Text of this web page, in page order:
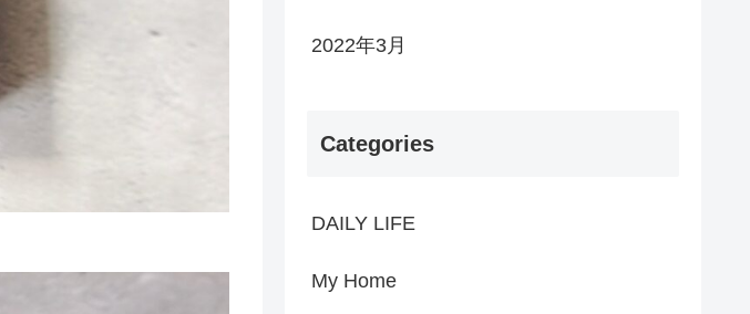
2022年3月
Categories
DAILY LIFE
My Home